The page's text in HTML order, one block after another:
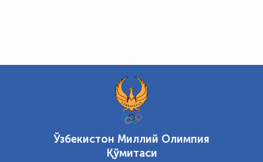
Ўзбекистон Миллий Олимпия
Қўмитаси